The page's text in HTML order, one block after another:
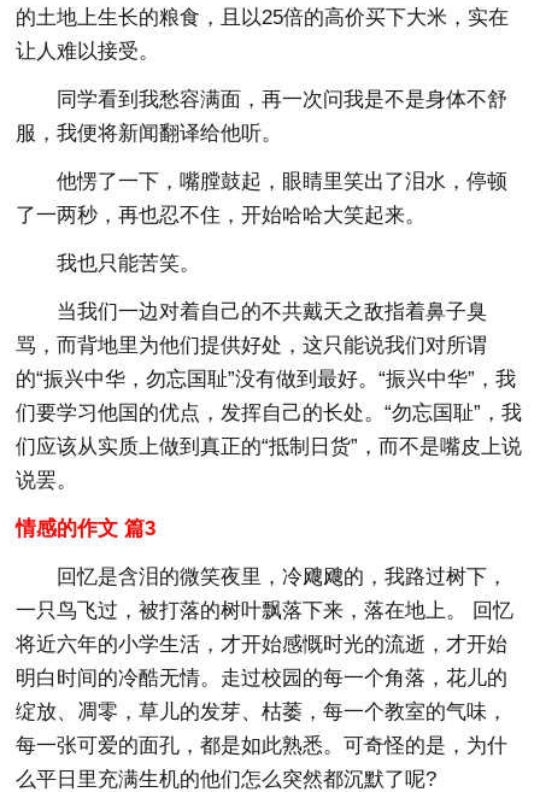
的土地上生长的粮食，且以25倍的高价买下大米，实在
让人难以接受。
同学看到我愁容满面，再一次问我是不是身体不舒
服，我便将新闻翻译给他听。
他愣了一下，嘴膛鼓起，眼睛里笑出了泪水，停顿
了一两秒，再也忍不住，开始哈哈大笑起来。
我也只能苦笑。
当我们一边对着自己的不共戴天之敌指着鼻子臭
骂，而背地里为他们提供好处，这只能说我们对所谓
的“振兴中华，勿忘国耻”没有做到最好。“振兴中华”，我
们要学习他国的优点，发挥自己的长处。“勿忘国耻”，我
们应该从实质上做到真正的“抵制日货”，而不是嘴皮上说
说罢。
情感的作文 篇3
回忆是含泪的微笑夜里，冷飕飕的，我路过树下，
一只鸟飞过，被打落的树叶飘落下来，落在地上。 回忆
将近六年的小学生活，才开始感慨时光的流逝，才开始
明白时间的冷酷无情。走过校园的每一个角落，花儿的
绽放、凋零，草儿的发芽、枯萎，每一个教室的气味，
每一张可爱的面孔，都是如此熟悉。可奇怪的是，为什
么平日里充满生机的他们怎么突然都沉默了呢?